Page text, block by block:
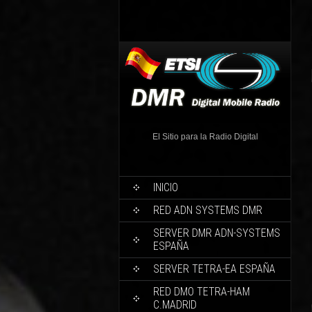
El Sitio para la Radio Digital
INICIO
RED ADN SYSTEMS DMR
SERVER DMR ADN-SYSTEMS
ESPAÑA
SERVER TETRA-EA ESPAÑA
RED DMO TETRA-HAM
C.MADRID